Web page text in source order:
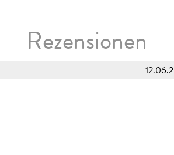
Rezensionen